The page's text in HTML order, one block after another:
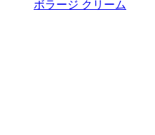
ボラージ クリーム